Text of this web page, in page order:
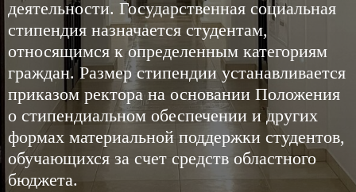
культурно-творческой и спортивной
деятельности. Государственная социальная
стипендия назначается студентам,
относящимся к определенным категориям
граждан. Размер стипендии устанавливается
приказом ректора на основании Положения
о стипендиальном обеспечении и других
формах материальной поддержки студентов,
обучающихся за счет средств областного